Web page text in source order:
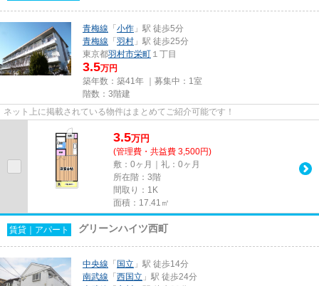
青梅線 「小作 」駅 徒歩5分
青梅線 「羽村 」駅 徒歩25分
東京都羽村市栄町 １丁目
3.5万円
築年数：築41年 ｜募集中： 1室
階数：3階建
ネット上に掲載されている物件はまとめてご紹介可能です！
3.5万円
(管理費・共益費 3,500円)
敷：0ヶ月｜礼：0ヶ月
所在階：3階
間取り：1K
面積：17.41㎡
賃貸｜アパート グリーンハイツ西町
中央線 「国立 」駅 徒歩14分
南武線 「西国立 」駅 徒歩24分